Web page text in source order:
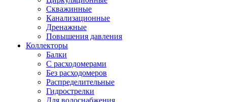
Скважинные
Канализационные
Дренажные
Повышения давления
Коллекторы
Балки
С расходомерами
Без расходомеров
Распределительные
Гидрострелки
Для водоснабжения